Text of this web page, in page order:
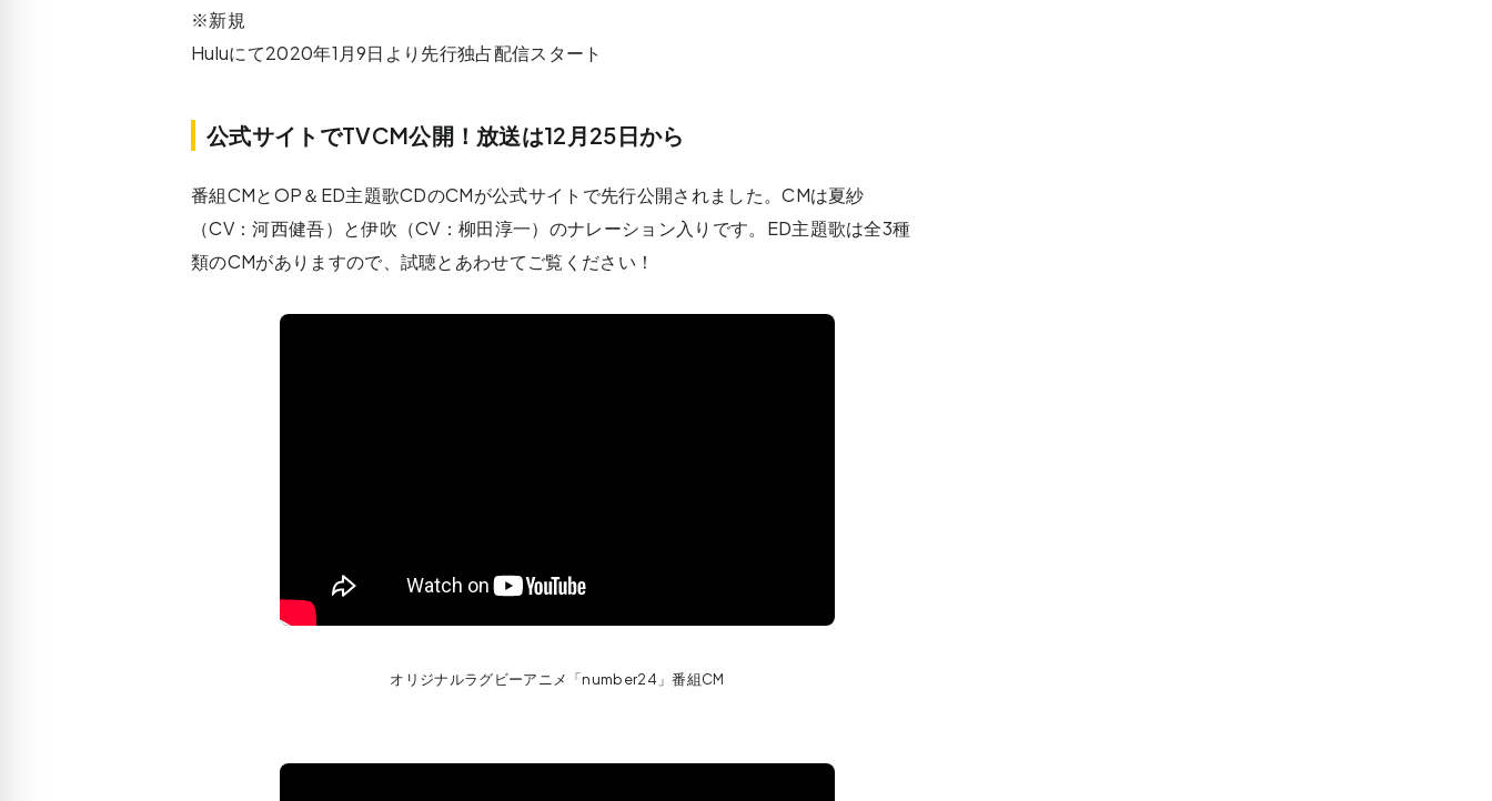
※新規
Huluにて2020年1月9日より先行独占配信スタート
公式サイトでTVCM公開！放送は12月25日から
番組CMとOP＆ED主題歌CDのCMが公式サイトで先行公開されました。CMは夏紗
（CV：河西健吾）と伊吹（CV：柳田淳一）のナレーション入りです。ED主題歌は全3種
類のCMがありますので、試聴とあわせてご覧ください！
オリジナルラグビーアニメ「number24」番組CM